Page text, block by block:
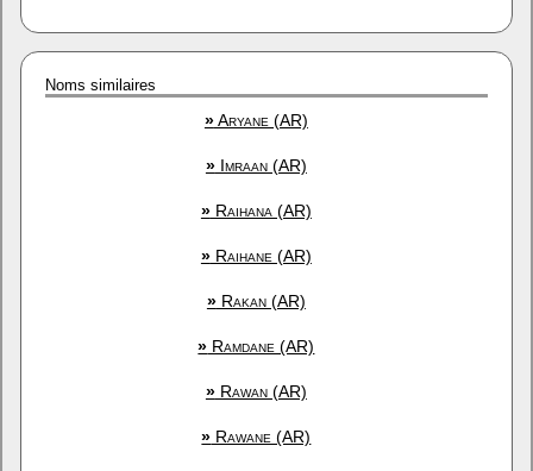
Noms similaires
»Aryane (AR)
»Imraan (AR)
»Raihana (AR)
»Raihane (AR)
»Rakan (AR)
» Ramdane (AR)
»Rawan (AR)
» Rawane (AR)